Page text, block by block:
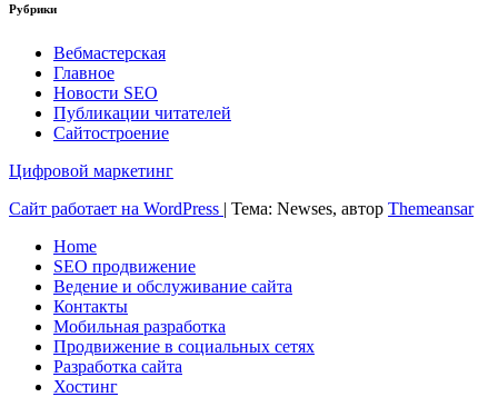
Рубрики
Вебмастерская
Главное
Новости SEO
Публикации читателей
Сайтостроение
Цифровой маркетинг
Сайт работает на WordPress | Тема: Newses, автор Themeansar
Home
SEO продвижение
Ведение и обслуживание сайта
Контакты
Мобильная разработка
Продвижение в социальных сетях
Разработка сайта
Хостинг